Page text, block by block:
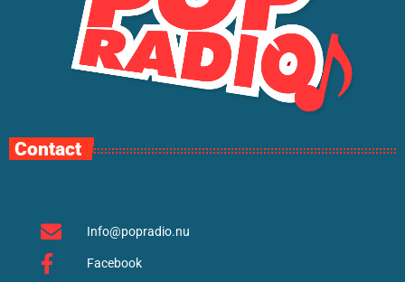
Contact
Info@popradio.nu
Facebook